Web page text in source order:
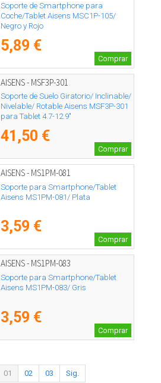
Soporte de Smartphone para
Coche/Tablet Aisens MSC1P-105/
Negro y Rojo
5,89 €
Comprar
AISENS - MSF3P-301
Soporte de Suelo Giratorio/ Inclinable/
Nivelable/ Rotable Aisens MSF3P-301
para Tablet 4.7-12.9"
41,50 €
Comprar
AISENS - MS1PM-081
Soporte para Smartphone/Tablet
Aisens MS1PM-081/ Plata
3,59 €
Comprar
AISENS - MS1PM-083
Soporte para Smartphone/Tablet
Aisens MS1PM-083/ Gris
3,59 €
Comprar
01 02 03 Sig.